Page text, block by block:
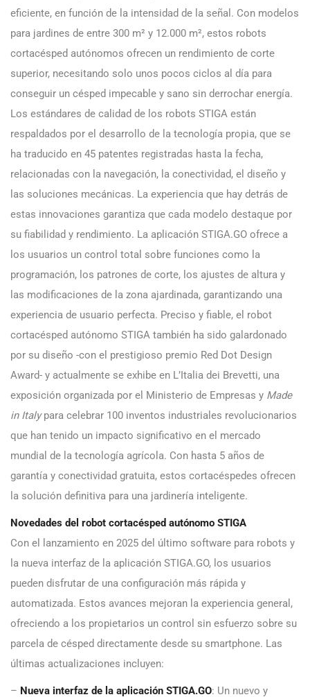
eficiente, en función de la intensidad de la señal. Con modelos
para jardines de entre 300 m² y 12.000 m², estos robots
cortacésped autónomos ofrecen un rendimiento de corte
superior, necesitando solo unos pocos ciclos al día para
conseguir un césped impecable y sano sin derrochar energía.
Los estándares de calidad de los robots STIGA están
respaldados por el desarrollo de la tecnología propia, que se
ha traducido en 45 patentes registradas hasta la fecha,
relacionadas con la navegación, la conectividad, el diseño y
las soluciones mecánicas. La experiencia que hay detrás de
estas innovaciones garantiza que cada modelo destaque por
su fiabilidad y rendimiento. La aplicación STIGA.GO ofrece a
los usuarios un control total sobre funciones como la
programación, los patrones de corte, los ajustes de altura y
las modificaciones de la zona ajardinada, garantizando una
experiencia de usuario perfecta. Preciso y fiable, el robot
cortacésped autónomo STIGA también ha sido galardonado
por su diseño -con el prestigioso premio Red Dot Design
Award- y actualmente se exhibe en L’Italia dei Brevetti, una
exposición organizada por el Ministerio de Empresas y Made
in Italypara celebrar 100 inventos industriales revolucionarios
que han tenido un impacto significativo en el mercado
mundial de la tecnología agrícola. Con hasta 5 años de
garantía y conectividad gratuita, estos cortacéspedes ofrecen
la solución definitiva para una jardinería inteligente.
Novedades del robot cortacésped autónomo STIGA
Con el lanzamiento en 2025 del último software para robots y
la nueva interfaz de la aplicación STIGA.GO, los usuarios
pueden disfrutar de una configuración más rápida y
automatizada. Estos avances mejoran la experiencia general,
ofreciendo a los propietarios un control sin esfuerzo sobre su
parcela de césped directamente desde su smartphone. Las
últimas actualizaciones incluyen:
– Nueva interfaz de la aplicación STIGA.GO: Un nuevo y